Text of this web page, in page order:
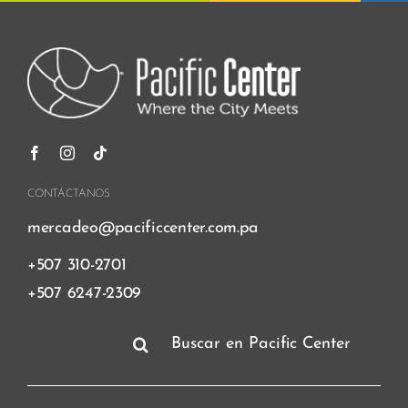
CONTÁCTANOS
mercadeo@pacificcenter.com.pa
+507 310-2701
+507 6247-2309